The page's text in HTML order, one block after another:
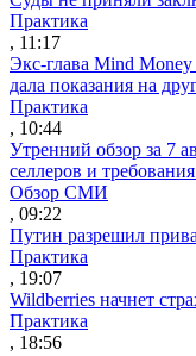
Практика
, 11:17
Экс-глава Mind
дала показания на
Практика
, 10:44
Утренний обзор за 7
селлеров и
Обзор СМИ
, 09:22
Путин разрешил
Практика
, 19:07
Wildberries начнет
Практика
, 18:56